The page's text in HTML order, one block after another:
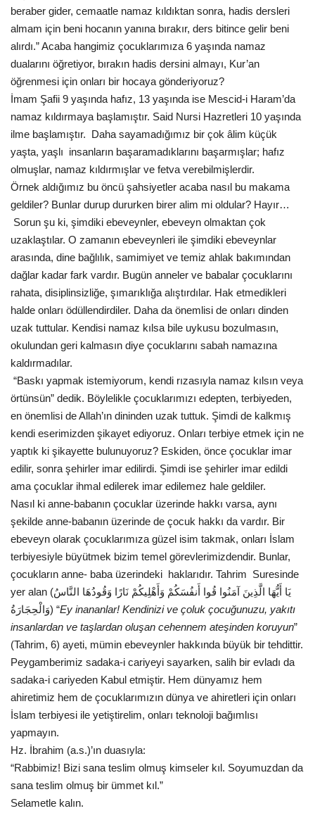
beraber gider, cemaatle namaz kıldıktan sonra, hadis dersleri
almam için beni hocanın yanına bırakır, ders bitince gelir beni
alırdı.” Acaba hangimiz çocuklarımıza 6 yaşında namaz
dualarını öğretiyor, bırakın hadis dersini almayı, Kur’an
öğrenmesi için onları bir hocaya gönderiyoruz?
İmam Şafii 9 yaşında hafız, 13 yaşında ise Mescid-i Haram’da
namaz kıldırmaya başlamıştır. Said Nursi Hazretleri 10 yaşında
ilme başlamıştır. Daha sayamadığımız bir çok âlim küçük
yaşta, yaşlı insanların başaramadıklarını başarmışlar; hafız
olmuşlar, namaz kıldırmışlar ve fetva verebilmişlerdir.
Örnek aldığımız bu öncü şahsiyetler acaba nasıl bu makama
geldiler? Bunlar durup dururken birer alim mi oldular? Hayır…
Sorun şu ki, şimdiki ebeveynler, ebeveyn olmaktan çok
uzaklaştılar. O zamanın ebeveynleri ile şimdiki ebeveynlar
arasında, dine bağlılık, samimiyet ve temiz ahlak bakımından
dağlar kadar fark vardır. Bugün anneler ve babalar çocuklarını
rahata, disiplinsizliğe, şımarıklığa alıştırdılar. Hak etmedikleri
halde onları ödüllendirdiler. Daha da önemlisi de onları dinden
uzak tuttular. Kendisi namaz kılsa bile uykusu bozulmasın,
okulundan geri kalmasın diye çocuklarını sabah namazına
kaldırmadılar.
“Baskı yapmak istemiyorum, kendi rızasıyla namaz kılsın veya
örtünsün” dedik. Böylelikle çocuklarımızı edepten, terbiyeden,
en önemlisi de Allah’ın dininden uzak tuttuk. Şimdi de kalkmış
kendi eserimizden şikayet ediyoruz. Onları terbiye etmek için ne
yaptık ki şikayette bulunuyoruz? Eskiden, önce çocuklar imar
edilir, sonra şehirler imar edilirdi. Şimdi ise şehirler imar edildi
ama çocuklar ihmal edilerek imar edilemez hale geldiler.
Nasıl ki anne-babanın çocuklar üzerinde hakkı varsa, aynı
şekilde anne-babanın üzerinde de çocuk hakkı da vardır. Bir
ebeveyn olarak çocuklarımıza güzel isim takmak, onları İslam
terbiyesiyle büyütmek bizim temel görevlerimizdendir. Bunlar,
çocukların anne- baba üzerindeki haklarıdır. Tahrim Suresinde
yer alan (يَا أَيُّهَا الَّذِينَ آمَنُوا قُوا أَنفُسَكُمْ وَأَهْلِيكُمْ نَارًا وَقُودُهَا النَّاسُ
وَالْحِجَارَةُ) “Ey inananlar! Kendinizi ve çoluk çocuğunuzu, yakıtı
insanlardan ve taşlardan oluşan cehennem ateşinden koruyun”
(Tahrim, 6) ayeti, mümin ebeveynler hakkında büyük bir tehdittir.
Peygamberimiz sadaka-i cariyeyi sayarken, salih bir evladı da
sadaka-i cariyeden Kabul etmiştir. Hem dünyamız hem
ahiretimiz hem de çocuklarımızın dünya ve ahiretleri için onları
İslam terbiyesi ile yetiştirelim, onları teknoloji bağımlısı
yapmayın.
Hz. İbrahim (a.s.)’ın duasıyla:
“Rabbimiz! Bizi sana teslim olmuş kimseler kıl. Soyumuzdan da
sana teslim olmuş bir ümmet kıl.”
Selametle kalın.